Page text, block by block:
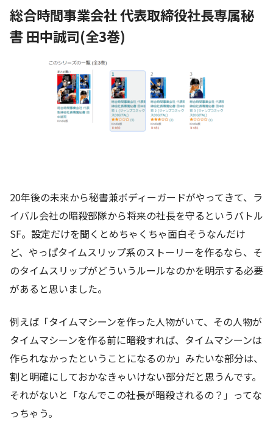
総合時間事業会社 代表取締役社長専属秘
書 田中誠司(全3巻)
20年後の未来から秘書兼ボディーガードがやってきて、ラ
イバル会社の暗殺部隊から将来の社長を守るというバトル
SF。設定だけを聞くとめちゃくちゃ面白そうなんだけ
ど、やっぱタイムスリップ系のストーリーを作るなら、そ
のタイムスリップがどういうルールなのかを明示する必要
があると思いました。
例えば「タイムマシーンを作った人物がいて、その人物が
タイムマシーンを作る前に暗殺すれば、タイムマシーンは
作られなかったということになるのか」みたいな部分は、
割と明確にしておかなきゃいけない部分だと思うんです。
それがないと「なんでこの社長が暗殺されるの？」ってな
っちゃう。